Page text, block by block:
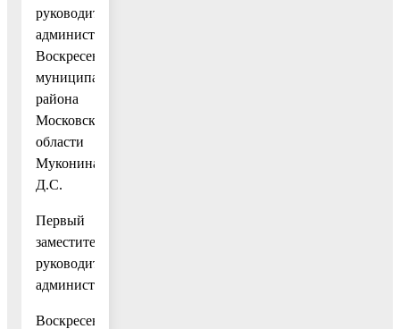
руководителя
администрации
Воскресенского
муниципального
района
Московской
области
Муконина
Д.С.
Первый
заместитель
руководителя
администрации
Воскресенского